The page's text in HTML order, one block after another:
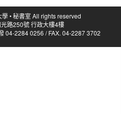
• 秘書室 All rights reserved
路250號 行政大樓4樓
04-2284 0256 / FAX. 04-2287 3702